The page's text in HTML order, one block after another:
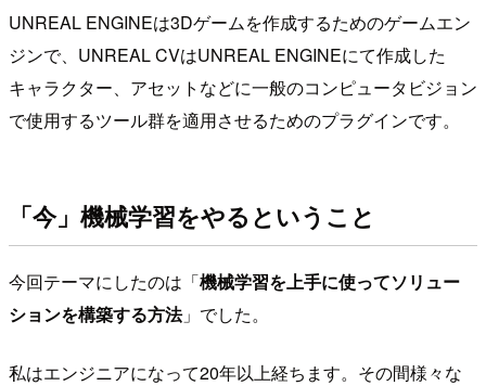
UNREAL ENGINEは3Dゲームを作成するためのゲームエン
ジンで、UNREAL CVはUNREAL ENGINEにて作成した
キャラクター、アセットなどに一般のコンピュータビジョン
で使用するツール群を適用させるためのプラグインです。
「今」機械学習をやるということ
今回テーマにしたのは「機械学習を上手に使ってソリュー
ションを構築する方法」でした。
私はエンジニアになって20年以上経ちます。その間様々な